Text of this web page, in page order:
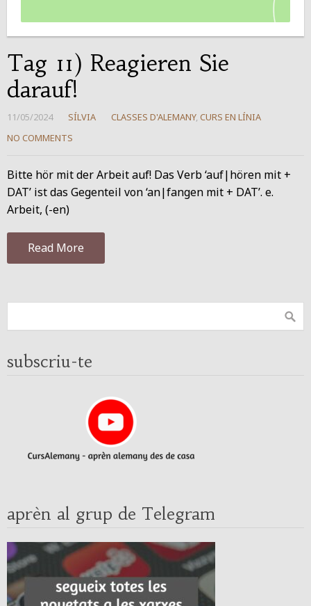
Tag 11) Reagieren Sie
darauf!
11/05/2024 SÍLVIA CLASSES D'ALEMANY, CURS EN LÍNIA
NO COMMENTS
Bitte hör mit der Arbeit auf! Das Verb ‘auf|hören mit +
DAT’ ist das Gegenteil von ‘an|fangen mit + DAT’. e.
Arbeit, (-en)
Read More
subscriu-te
aprèn al grup de Telegram